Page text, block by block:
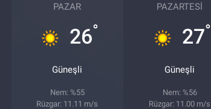
PAZAR
26°
Güneşli
Nem: %55
Rüzgar: 11.11 m/s
PAZARTESI
27°
Güneşli
Nem: %56
Rüzgar: 11.00 m/s